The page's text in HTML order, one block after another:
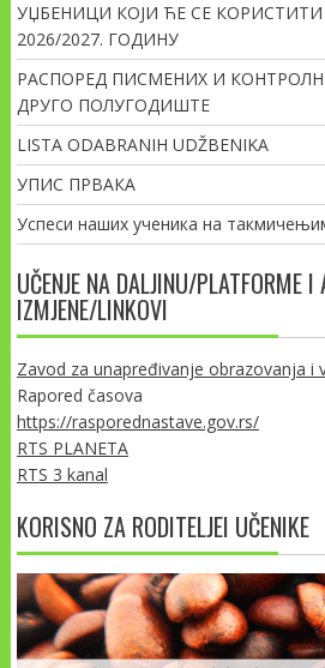
УЏБЕНИЦИ КОЈИ ЋЕ СЕ
2026/2027. ГОДИНУ
РАСПОРЕД ПИСМЕНИХ И
ДРУГО ПОЛУГОДИШТЕ
LISTA ODABRANIH UDŽBENIKA
УПИС ПРВАКА
Успеси наших ученика на
UČENJE NA DALJINU/PLATFORME
IZMJENE/LINKOVI
Zavod za unapređivanje obrazovanja i
Rapored časova
https://rasporednastave.gov.rs/
RTS PLANETA
RTS 3 kanal
KORISNO ZA RODITELJEI UČENIKE